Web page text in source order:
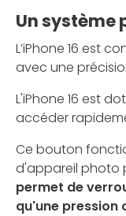
Un
L’iPhone 16 est
avec une
L'iPhone 16 est
accéder
Ce bouton
d'appareil photo
permet de
qu'une pression